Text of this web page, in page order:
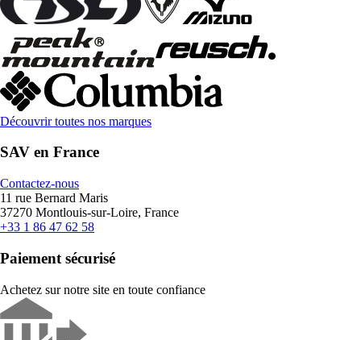
Découvrir toutes nos marques
SAV en France
Contactez-nous
11 rue Bernard Maris
37270 Montlouis-sur-Loire, France
+33 1 86 47 62 58
Paiement sécurisé
Achetez sur notre site en toute confiance